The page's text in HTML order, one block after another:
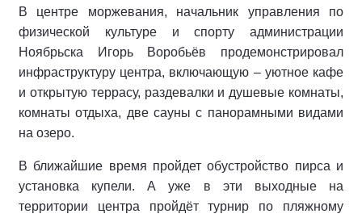
В центре моржевания, начальник управления по
физической культуре и спорту администрации
Ноябрьска Игорь Воробьёв продемонстрировал
инфраструктуру центра, включающую – уютное кафе
и открытую террасу, раздевалки и душевые комнаты,
комнаты отдыха, две сауны с панорамными видами
на озеро.
В ближайшие время пройдет обустройство пирса и
установка купели. А уже в эти выходные на
территории центра пройдёт турнир по пляжному